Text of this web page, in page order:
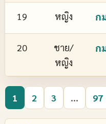
19 หญิง ก
20
ชาย/
หญิง
ก
1 2 3 ... 97